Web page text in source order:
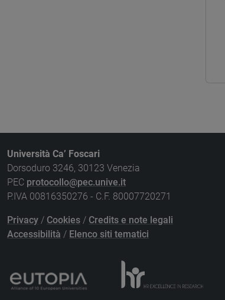
Università Ca’ Foscari
Dorsoduro 3246, 30123 Venezia
PEC protocollo@pec.unive.it
P.IVA 00816350276 - C.F. 80007720271
Privacy / Cookies / Credits e note legali
Accessibilità / Elenco siti tematici